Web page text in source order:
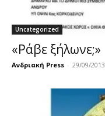
Uncategorized
«Ράβε ξήλωνε;»
Ανδριακή Press - 29/09/2013